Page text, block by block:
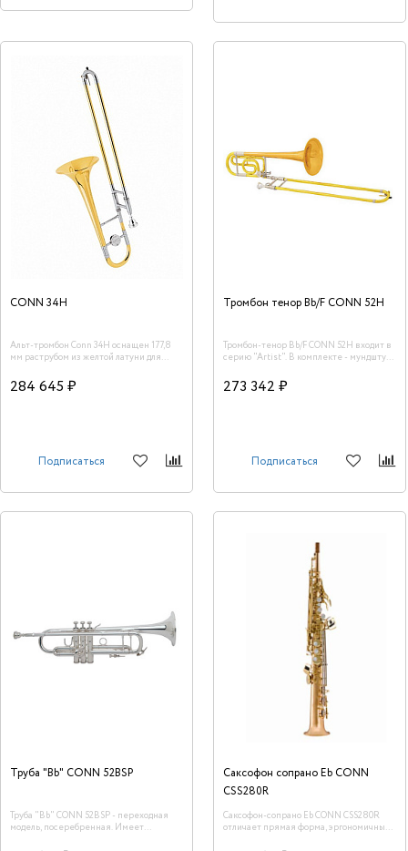
CONN 34H
Альт-тромбон Conn 34H оснащен 177,8
мм раструбом из желтой латуни для
Конструкция с двойной мензурой
(12,47/12,7 мм) обеспечивает легкий
делает их одним из самых широко
использованных профессиональных
целеустремленности и решимости
тромбон с позициями кулис,
аналогичными тенор-тромбону.
Тромбоны Conn – тромбоны с таким же
ярким будущим, как и их прошлое. В
комплекте с мундштуком Bach 7C и
284 645 ₽
Подписаться
Тромбон тенор Bb/F CONN 52H
Тромбон-тенор Bb/F CONN 52H входит в
серию "Artist". В комплекте - мундштук
273 342 ₽
Подписаться
Труба "Bb" CONN 52BSP
Труба "Bb" CONN 52BSP - переходная
модель, посеребренная. Имеет
Саксофон сопрано Eb CONN
CSS280R
Саксофон-сопрано Eb CONN CSS280R
отличает прямая форма, эргономичный